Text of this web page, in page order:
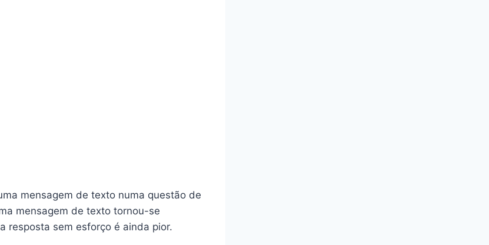
mensagem de texto numa questão de
mensagem de texto tornou-se
resposta sem esforço é ainda pior.